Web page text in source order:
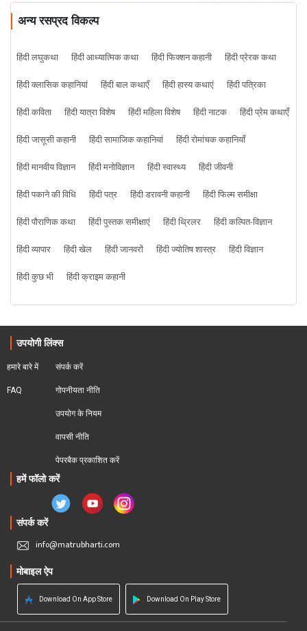
अन्य रसप्रद विकल्प
हिंदी लघुकथा हिंदी आध्यात्मिक कथा हिंदी फिक्शन कहानी
हिंदी प्रेरक कथा
हिंदी क्लासिक कहानियां
हिंदी बाल कथाएँ हिंदी हास्य कथाएं
हिंदी पत्रिका
हिंदी कविता
हिंदी यात्रा विशेष हिंदी महिला विशेष हिंदी नाटक
हिंदी प्रेम कथाएँ
हिंदी जासूसी कहानी
हिंदी सामाजिक कहानियां
हिंदी रोमांचक कहानियाँ
हिंदी मानवीय विज्ञान
हिंदी मनोविज्ञान हिंदी स्वास्थ्य
हिंदी जीवनी
हिंदी पकाने की विधि
हिंदी पत्र हिंदी डरावनी कहानी
हिंदी फिल्म समीक्षा
हिंदी पौराणिक कथा
हिंदी पुस्तक समीक्षाएं हिंदी थ्रिलर
हिंदी कल्पित-विज्ञान
हिंदी व्यापार
हिंदी खेल हिंदी जानवरों हिंदी ज्योतिष शास्त्र
हिंदी विज्ञान
हिंदी कुछ भी
हिंदी क्राइम कहानी
उपयोगी लिंक्स
हमारे बारे में
FAQ
संपर्क करें
गोपनीयता नीति
उपयोग के नियम
वापसी नीति
पेपरबैक प्रकाशित करें
हमें फॉलो करें
संपर्क करें
info@matrubharti.com
मोबाइल ऐप
Download On App Store Download On Play Store